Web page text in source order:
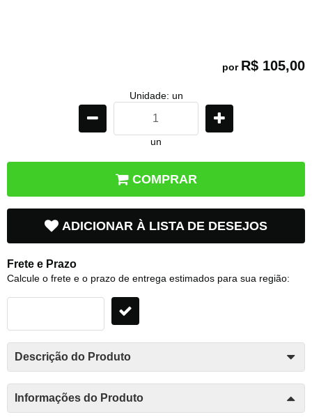
por R$ 105,00
Unidade: un
un
COMPRAR
ADICIONAR À LISTA DE DESEJOS
Frete e Prazo
Calcule o frete e o prazo de entrega estimados para sua região:
Descrição do Produto
Informações do Produto